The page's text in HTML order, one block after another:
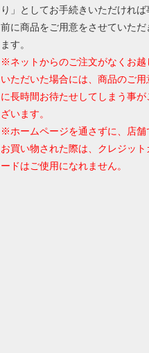
り」としてお手続きいただければ
前に商品をご用意をさせていただ
ます。
※ネットからのご注文がなくお越
いただいた場合には、商品のご用
に長時間お待たせしてしまう事が
ざいます。
※ホームページを通さずに、店舗
お買い物された際は、クレジット
ードはご使用になれません。